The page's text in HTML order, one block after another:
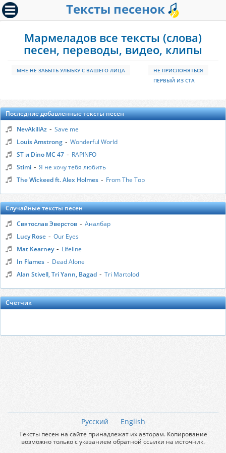
Тексты песенок
Мармеладов все тексты (слова)
песен, переводы, видео, клипы
МНЕ НЕ ЗАБЫТЬ УЛЫБКУ С ВАШЕГО ЛИЦА
НЕ ПРИСЛОНЯТЬСЯ
ПЕРВЫЙ ИЗ СТА
Последние добавленные тексты песен
NevAkillAz - Save me
Louis Amstrong - Wonderful World
ST и Dino MC 47 - RAPINFO
Stimi - Я не хочу тебя любить
The Wickeed ft. Alex Holmes - From The Top
Случайные тексты песен
Святослав Эверстов - Аналбар
Lucy Rose - Our Eyes
Mat Kearney - Lifeline
In Flames - Dead Alone
Alan Stivell, Tri Yann, Bagad - Tri Martolod
Счётчик
Русский English
Тексты песен на сайте принадлежат их авторам. Копирование
возможно только с указанием обратной ссылки на источник.